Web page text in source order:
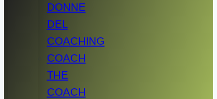
DONNE
DEL
COACHING
COACH
THE
COACH